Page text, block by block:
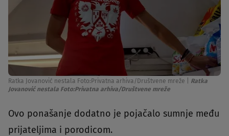
Ratka Jovanović nestala Foto:Privatna arhiva/Društvene mreže
Ratka
Jovanović nestala Foto:Privatna arhiva/Društvene mreže
Ovo ponašanje dodatno je pojačalo sumnje među
prijateljima i porodicom.